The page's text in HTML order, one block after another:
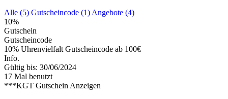
Alle (5) Gutscheincode (1) Angebote (4)
10%
Gutschein
Gutscheincode
10% Uhrenvielfalt Gutscheincode ab 100€
Info.
Gültig bis: 30/06/2024
17 Mal benutzt
***KGT Gutschein Anzeigen